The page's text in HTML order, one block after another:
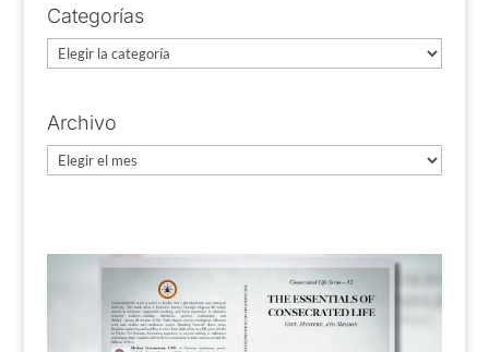
Categorías
Categorías
Archivo
Archivo